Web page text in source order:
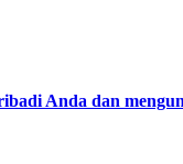
Anda dan